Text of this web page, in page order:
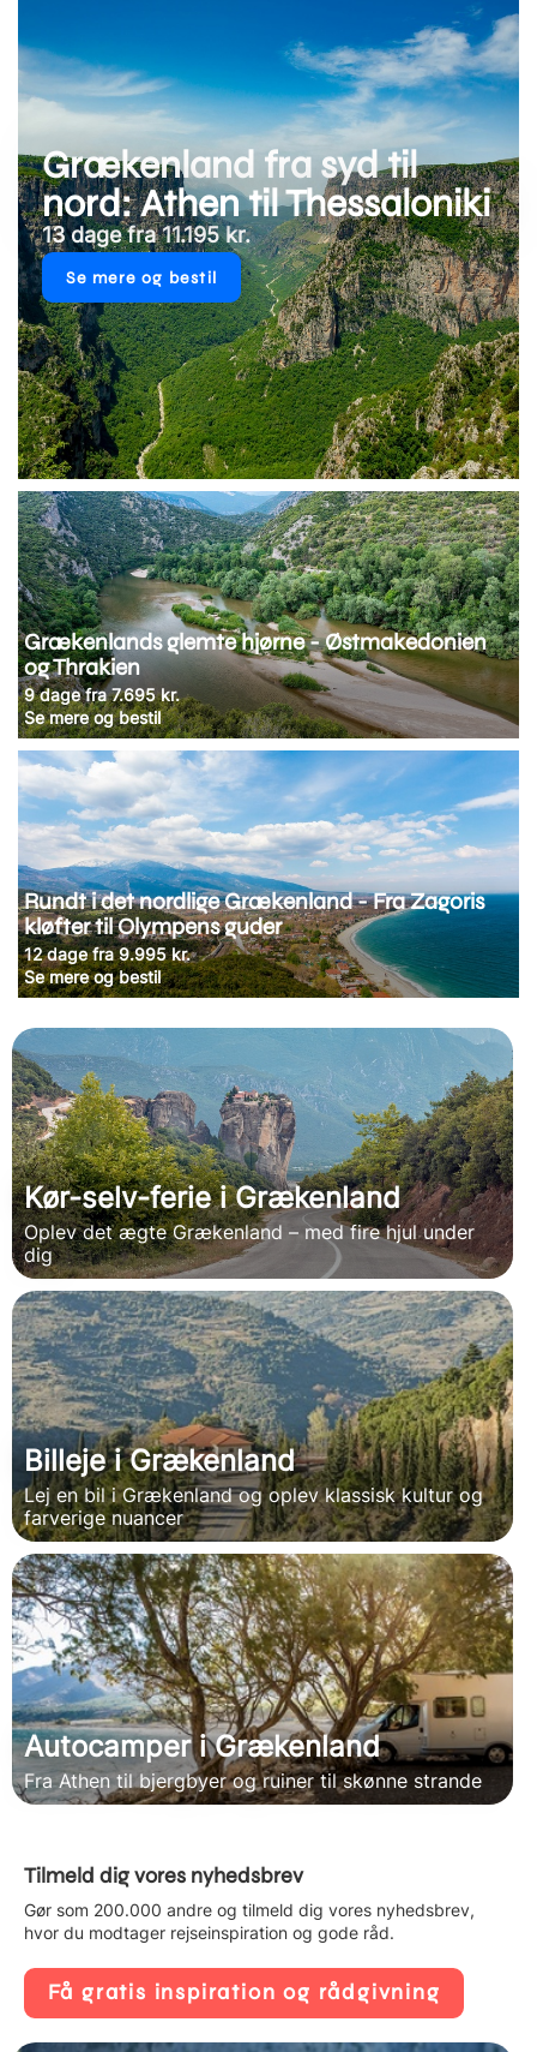
Grækenland fra syd til
nord: Athen til Thessaloniki
13 dage fra 11.195 kr.
Se mere og bestil
Grækenlands glemte hjørne - Østmakedonien
og Thrakien
9 dage fra 7.695 kr.
Se mere og bestil
Rundt i det nordlige Grækenland - Fra Zagoris
kløfter til Olympens guder
12 dage fra 9.995 kr.
Se mere og bestil
Kør-selv-ferie i Grækenland
Oplev det ægte Grækenland – med fire hjul under
dig
Billeje i Grækenland
Lej en bil i Grækenland og oplev klassisk kultur og
farverige nuancer
Autocamper i Grækenland
Fra Athen til bjergbyer og ruiner til skønne strande
Tilmeld dig vores nyhedsbrev
Gør som 200.000 andre og tilmeld dig vores nyhedsbrev,
hvor du modtager rejseinspiration og gode råd.
Få gratis inspiration og rådgivning